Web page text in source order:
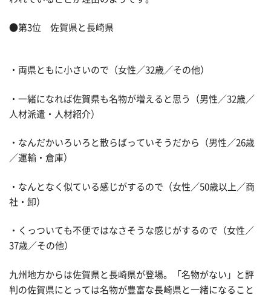
●第3位 佐賀県と長崎県
・両県ともに小さいので（女性／32歳／その他）
・一緒になれば佐賀県も名物が増えると思う（男性／32歳／
人材派遣・人材紹介）
・なんだかいろいろと散らばっていそうだから（男性／26歳
／運輸・倉庫）
・なんとなく似ている感じがするので（女性／50歳以上／商
社・卸）
・くっついても不便ではなさそうな感じがするので（女性／
37歳／その他）
九州地方からは佐賀県と長崎県が登場。「名物がない」と評
判の佐賀県にとっては名物が豊富な長崎県と一緒になること